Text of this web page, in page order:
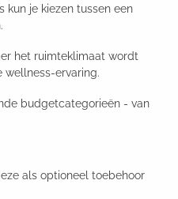
kun je kiezen tussen een
het ruimteklimaat wordt
wellness-ervaring.
budgetcategorieën - van
als optioneel toebehoor